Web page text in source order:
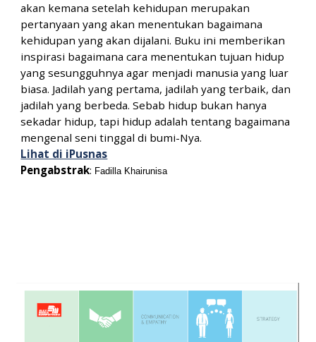
akan kemana setelah kehidupan merupakan
pertanyaan yang akan menentukan bagaimana
kehidupan yang akan dijalani. Buku ini memberikan
inspirasi bagaimana cara menentukan tujuan hidup
yang sesungguhnya agar menjadi manusia yang luar
biasa. Jadilah yang pertama, jadilah yang terbaik, dan
jadilah yang berbeda. Sebab hidup bukan hanya
sekadar hidup, tapi hidup adalah tentang bagaimana
mengenal seni tinggal di bumi-Nya.
Lihat di iPusnas
Pengabstrak: Fadilla Khairunisa